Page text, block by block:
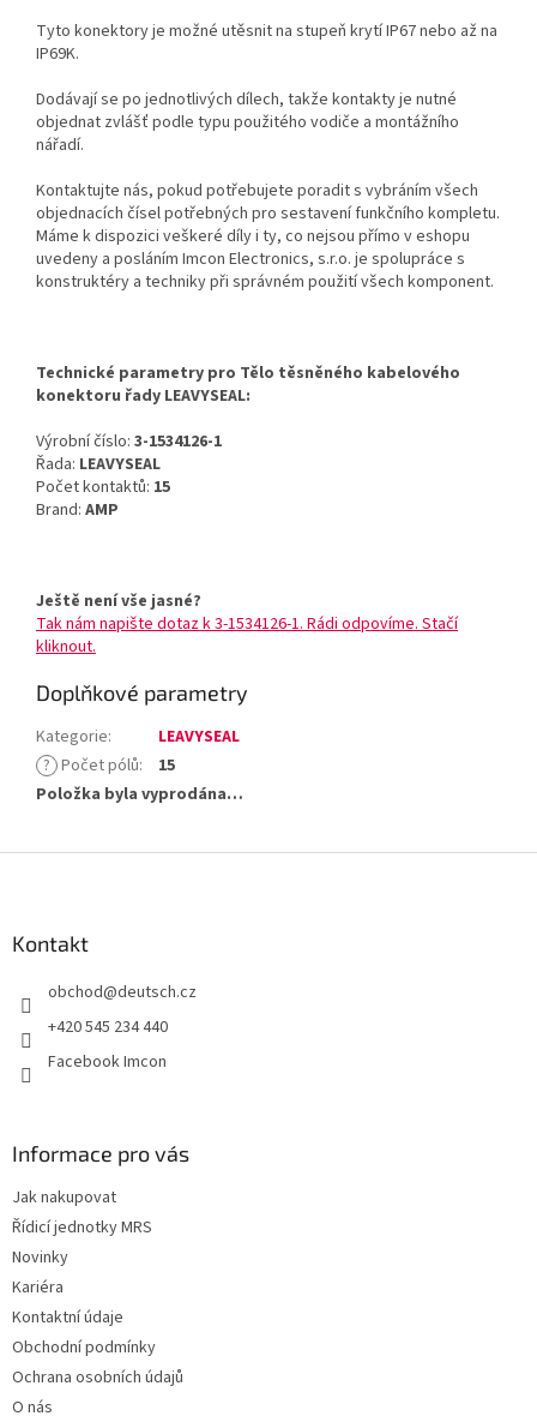
Tyto konektory je možné utěsnit na stupeň krytí IP67 nebo až na
IP69K.
Dodávají se po jednotlivých dílech, takže kontakty je nutné
objednat zvlášť podle typu použitého vodiče a montážního
nářadí.
Kontaktujte nás, pokud potřebujete poradit s vybráním všech
objednacích čísel potřebných pro sestavení funkčního kompletu.
Máme k dispozici veškeré díly i ty, co nejsou přímo v eshopu
uvedeny a posláním Imcon Electronics, s.r.o. je spolupráce s
konstruktéry a techniky při správném použití všech komponent.
Technické parametry pro Tělo těsněného kabelového
konektoru řady LEAVYSEAL:
Výrobní číslo: 3-1534126-1
Řada: LEAVYSEAL
Počet kontaktů: 15
Brand: AMP
Ještě není vše jasné?
Tak nám napište dotaz k 3-1534126-1. Rádi odpovíme. Stačí
kliknout.
Doplňkové parametry
Kategorie:
LEAVYSEAL
? Počet pólů:
15
Položka byla vyprodána…
Kontakt
obchod@deutsch.cz
+420 545 234 440
Facebook Imcon
Informace pro vás
Jak nakupovat
Řídicí jednotky MRS
Novinky
Kariéra
Kontaktní údaje
Obchodní podmínky
Ochrana osobních údajů
O nás